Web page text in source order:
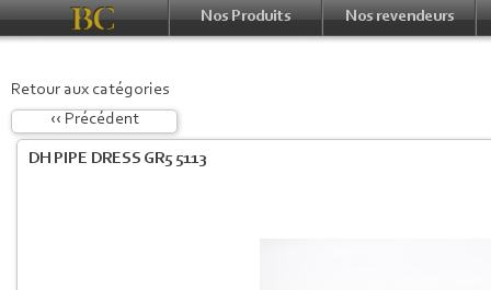
Nos Produits Nos revendeurs
Retour aux catégories
‹‹ Précédent
DH PIPE DRESS GR5 5113